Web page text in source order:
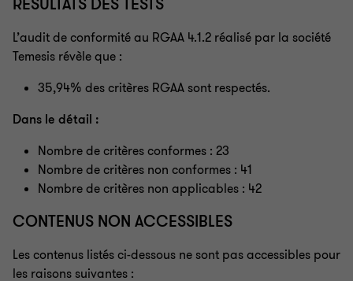
RÉSULTATS DES TESTS
L’audit de conformité au RGAA 4.1.2 réalisé par la société
Temesis révèle que :
35,94% des critères RGAA sont respectés.
Dans le détail :
Nombre de critères conformes : 23
Nombre de critères non conformes : 41
Nombre de critères non applicables : 42
CONTENUS NON ACCESSIBLES
Les contenus listés ci-dessous ne sont pas accessibles pour
les raisons suivantes :